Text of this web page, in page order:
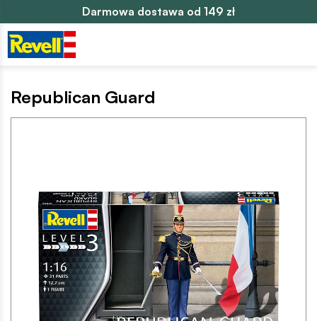
Darmowa dostawa od 149 zł
Republican Guard